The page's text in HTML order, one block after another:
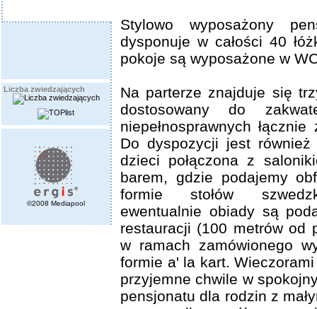
Liczba zwiedzających
©2008 Mediapool
Stylowo wyposażony
dysponuje w całości 40
pokoje są wyposażone w
Na parterze znajduje się
dostosowany do
niepełnosprawnych
Do dyspozycji jest
dzieci połączona z
barem, gdzie podajemy
formie stołów
ewentualnie obiady są
restauracji (100 metrów od
w ramach zamówionego
formie a' la kart.
przyjemne chwile w
pensjonatu dla rodzin z